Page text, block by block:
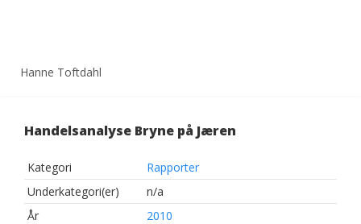
Hanne Toftdahl
Handelsanalyse Bryne på Jæren
Kategori
Rapporter
Underkategori(er)
n/a
År
2010